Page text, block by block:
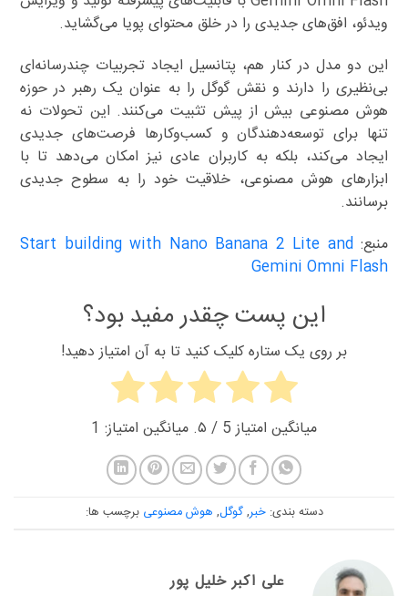
ویدئو، افق‌های جدیدی را در خلق محتوای پویا می‌گشاید.
این دو مدل در کنار هم، پتانسیل ایجاد تجربیات چندرسانه‌ای
بی‌نظیری را دارند و نقش گوگل را به عنوان یک رهبر در حوزه
هوش مصنوعی بیش از پیش تثبیت می‌کنند. این تحولات نه
تنها برای توسعه‌دهندگان و کسب‌وکارها فرصت‌های جدیدی
ایجاد می‌کند، بلکه به کاربران عادی نیز امکان می‌دهد تا با
ابزارهای هوش مصنوعی، خلاقیت خود را به سطوح جدیدی
برسانند.
منبع:Start building with Nano Banana 2 Lite and
Gemini Omni Flash
این پست چقدر مفید بود؟
بر روی یک ستاره کلیک کنید تا به آن امتیاز دهید!
میانگین امتیاز5 / ۵. میانگین امتیاز: 1
دسته بندی:خبر,گوگل, هوش مصنوعی برچسب ها:
علی اکبر خلیل پور